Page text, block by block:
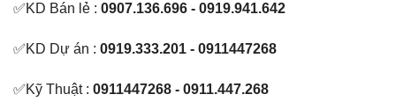
✅KD Bán lẻ : 0907.136.696 - 0919.941.642
✅KD Dự án : 0919.333.201 - 0911447268
✅Kỹ Thuật : 0911447268 - 0911.447.268